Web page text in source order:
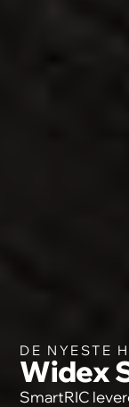
DE NYESTE
Widex
SmartRIC